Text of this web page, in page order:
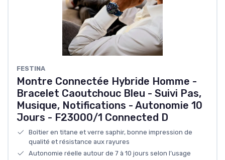
FESTINA
Montre Connectée Hybride Homme -
Bracelet Caoutchouc Bleu - Suivi Pas,
Musique, Notifications - Autonomie 10
Jours - F23000/1 Connected D
Boîtier en titane et verre saphir, bonne impression de
qualité et résistance aux rayures
Autonomie réelle autour de 7 à 10 jours selon l’usage